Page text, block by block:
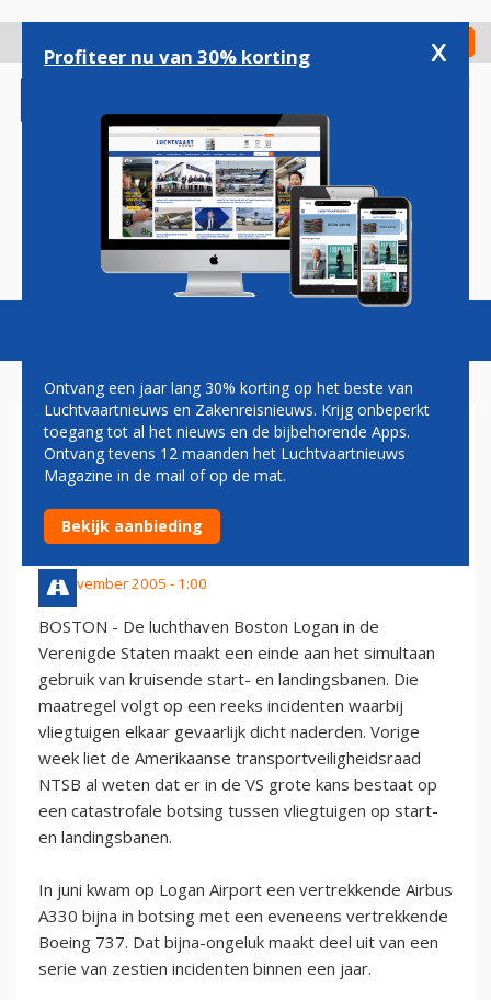
gaan
Check in
Magazine Podcasts Vacatures
LUCHTHAVEN BOSTON PAST
BAANBELEID AAN NA SERIE
INCIDENTEN
25 november 2005 - 1:00
BOSTON - De luchthaven Boston Logan in de
Verenigde Staten maakt een einde aan het simultaan
gebruik van kruisende start- en landingsbanen. Die
maatregel volgt op een reeks incidenten waarbij
vliegtuigen elkaar gevaarlijk dicht naderden. Vorige
week liet de Amerikaanse transportveiligheidsraad
NTSB al weten dat er in de VS grote kans bestaat op
een catastrofale botsing tussen vliegtuigen op start-
en landingsbanen.
In juni kwam op Logan Airport een vertrekkende Airbus
A330 bijna in botsing met een eveneens vertrekkende
Boeing 737. Dat bijna-ongeluk maakt deel uit van een
serie van zestien incidenten binnen een jaar.
Profiteer nu van 30% korting x
Ontvang een jaar lang 30% korting op het beste van
Luchtvaartnieuws en Zakenreisnieuws. Krijg onbeperkt
toegang tot al het nieuws en de bijbehorende Apps.
Ontvang tevens 12 maanden het Luchtvaartnieuws
Magazine in de mail of op de mat.
Bekijk aanbieding